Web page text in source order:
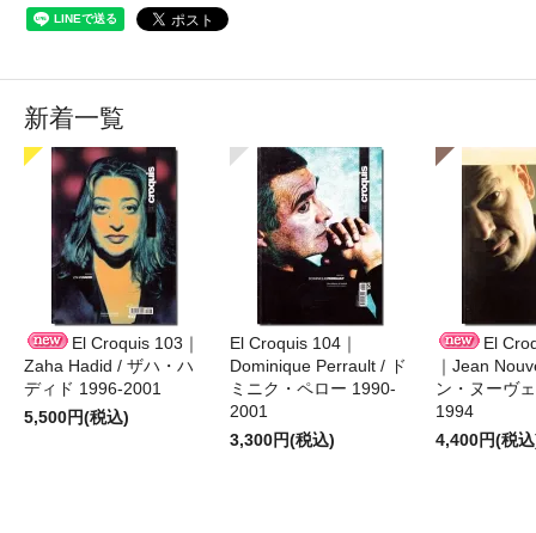
新着一覧
El Croquis 103｜
Zaha Hadid / ザハ・ハ
ディド 1996-2001
5,500円(税込)
El Croquis 104｜
Dominique Perrault / ド
ミニク・ペロー 1990-
2001
3,300円(税込)
El
｜Jean
ン・ヌーヴ
1994
4,400円(税